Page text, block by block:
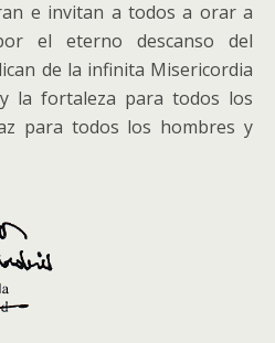
e invitan a todos a orar a
el eterno descanso del
de la infinita Misericordia
la fortaleza para todos los
para todos los hombres y